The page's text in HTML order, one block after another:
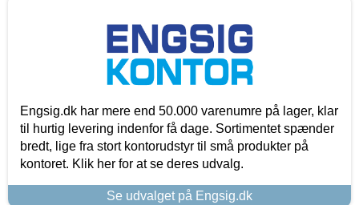
Engsig.dk har mere end 50.000 varenumre på lager, klar
til hurtig levering indenfor få dage. Sortimentet spænder
bredt, lige fra stort kontorudstyr til små produkter på
kontoret. Klik her for at se deres udvalg.
Se udvalget på Engsig.dk